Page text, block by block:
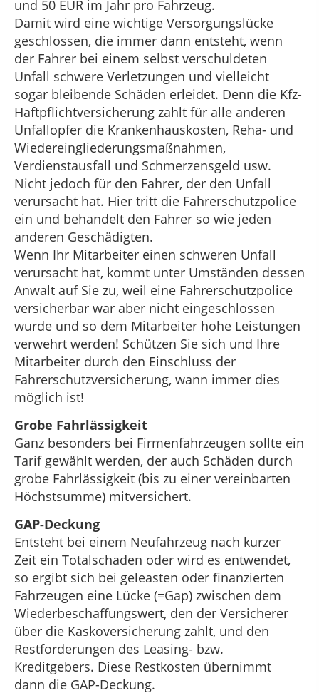
und 50 EUR im Jahr pro Fahrzeug.
Damit wird eine wichtige Versorgungslücke
geschlossen, die immer dann entsteht, wenn
der Fahrer bei einem selbst verschuldeten
Unfall schwere Verletzungen und vielleicht
sogar bleibende Schäden erleidet. Denn die Kfz-
Haftpflichtversicherung zahlt für alle anderen
Unfallopfer die Krankenhauskosten, Reha- und
Wiedereingliederungsmaßnahmen,
Verdienstausfall und Schmerzensgeld usw.
Nicht jedoch für den Fahrer, der den Unfall
verursacht hat. Hier tritt die Fahrerschutzpolice
ein und behandelt den Fahrer so wie jeden
anderen Geschädigten.
Wenn Ihr Mitarbeiter einen schweren Unfall
verursacht hat, kommt unter Umständen dessen
Anwalt auf Sie zu, weil eine Fahrerschutzpolice
versicherbar war aber nicht eingeschlossen
wurde und so dem Mitarbeiter hohe Leistungen
verwehrt werden! Schützen Sie sich und Ihre
Mitarbeiter durch den Einschluss der
Fahrerschutzversicherung, wann immer dies
möglich ist!
Grobe Fahrlässigkeit
Ganz besonders bei Firmenfahrzeugen sollte ein
Tarif gewählt werden, der auch Schäden durch
grobe Fahrlässigkeit (bis zu einer vereinbarten
Höchstsumme) mitversichert.
GAP-Deckung
Entsteht bei einem Neufahrzeug nach kurzer
Zeit ein Totalschaden oder wird es entwendet,
so ergibt sich bei geleasten oder finanzierten
Fahrzeugen eine Lücke (=Gap) zwischen dem
Wiederbeschaffungswert, den der Versicherer
über die Kaskoversicherung zahlt, und den
Restforderungen des Leasing- bzw.
Kreditgebers. Diese Restkosten übernimmt
dann die GAP-Deckung.